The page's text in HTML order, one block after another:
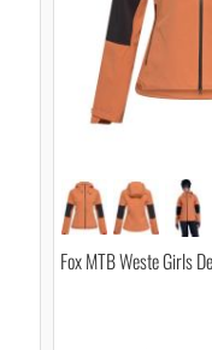
Fox MTB Weste Girls